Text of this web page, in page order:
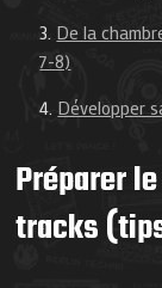
De la
7-8)
Développer
Préparer
tracks